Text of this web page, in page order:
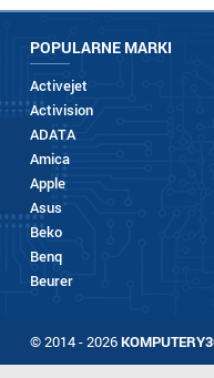
POPULARNE MARKI
Activejet
Activision
ADATA
Amica
Apple
Asus
Beko
Benq
Beurer
© 2014 - 2026